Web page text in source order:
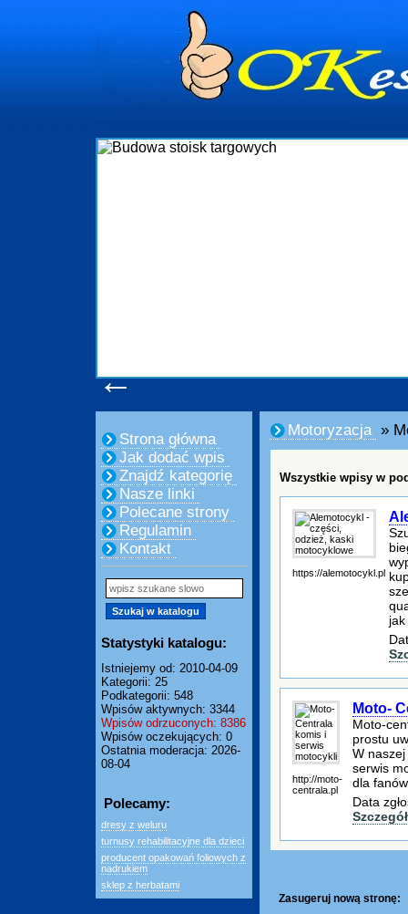
←
Strona główna
Jak dodać wpis
Znajdź kategorię
Nasze linki
Polecane strony
Regulamin
Kontakt
Statystyki katalogu:
Istniejemy od: 2010-04-09
Kategorii: 25
Podkategorii: 548
Wpisów aktywnych: 3344
Wpisów odrzuconych: 8386
Wpisów oczekujących: 0
Ostatnia moderacja: 2026-
08-04
Polecamy:
dresy z weluru
turnusy rehabilitacyjne dla dzieci
producent opakowań foliowych z
nadrukiem
sklep z herbatami
Motoryzacja »
Wszystkie wpisy w
https://alemotocykl.pl
http://moto-
centrala.pl
Moto-
Moto-
prostu
W
serwis
dla
Data
Zasugeruj nową stronę: